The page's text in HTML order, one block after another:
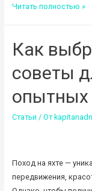
Первые
яхтинге
Читать полностью »
Как
советы
опытных
Статьи / От
Поход на яхте —
передвижения,